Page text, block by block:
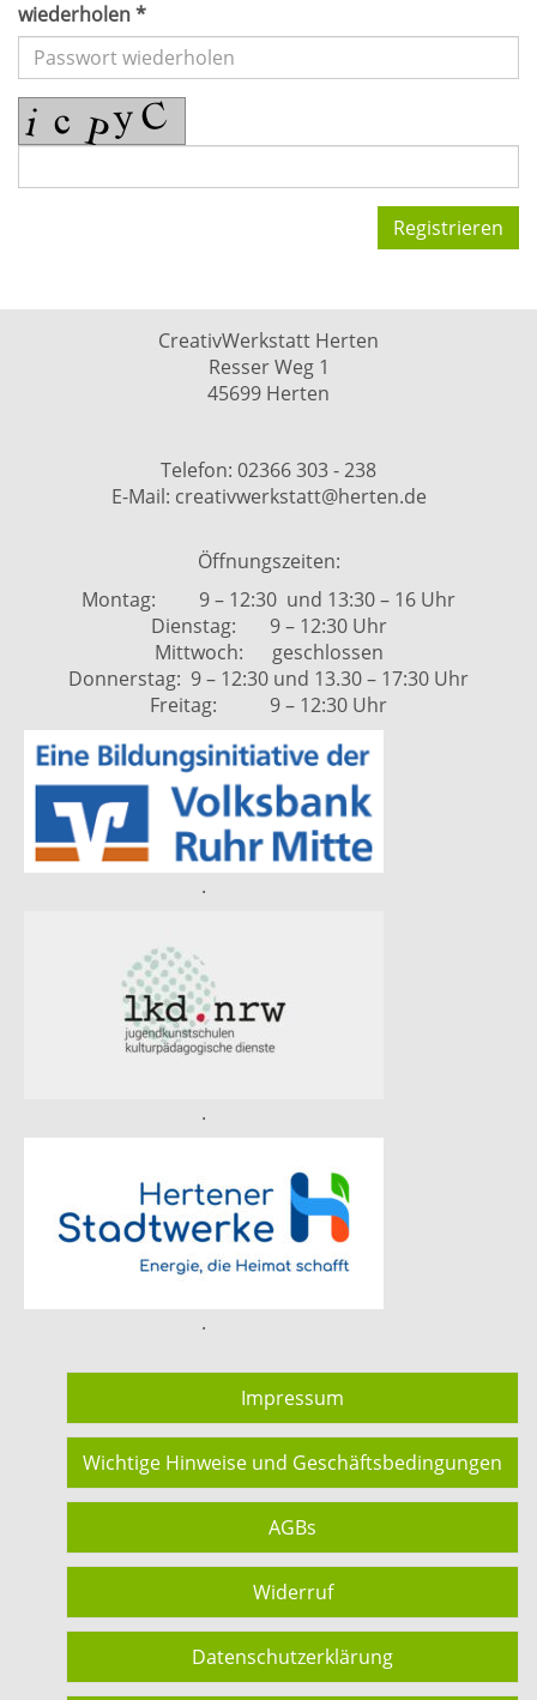
wiederholen *
Registrieren
CreativWerkstatt Herten
Resser Weg 1
45699 Herten
Telefon: 02366 303 - 238
E-Mail: creativwerkstatt@herten.de
Öffnungszeiten:
Montag: 9 – 12:30 und 13:30 – 16 Uhr
Dienstag: 9 – 12:30 Uhr
Mittwoch: geschlossen
Donnerstag: 9 – 12:30 und 13.30 – 17:30 Uhr
Freitag: 9 – 12:30 Uhr
.
.
.
Impressum
Wichtige Hinweise und Geschäftsbedingungen
AGBs
Widerruf
Datenschutzerklärung